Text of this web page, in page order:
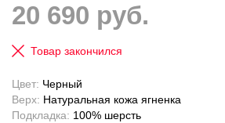
20 690 руб.
Товар закончился
Цвет: Черный
Верх: Натуральная кожа ягненка
Подкладка: 100% шерсть